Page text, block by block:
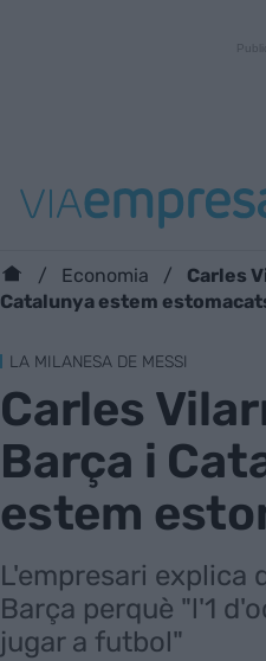
Economia
Carles
Catalunya estem
LA MILANESA DE MESSI
Carles
Barça i
estem
L'empresari explica
Barça perquè "l'1
jugar a futbol"